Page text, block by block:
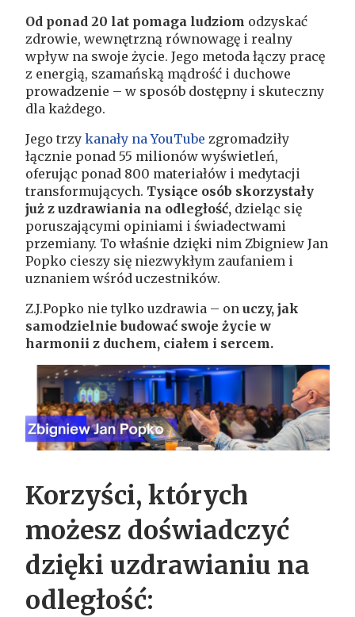
Od ponad 20 lat pomaga ludziom odzyskać
zdrowie, wewnętrzną równowagę i realny
wpływ na swoje życie. Jego metoda łączy pracę
z energią, szamańską mądrość i duchowe
prowadzenie – w sposób dostępny i skuteczny
dla każdego.
Jego trzy kanały na YouTube zgromadziły
łącznie ponad 55 milionów wyświetleń,
oferując ponad 800 materiałów i medytacji
transformujących. Tysiące osób skorzystały
już z uzdrawiania na odległość, dzieląc się
poruszającymi opiniami i świadectwami
przemiany. To właśnie dzięki nim Zbigniew Jan
Popko cieszy się niezwykłym zaufaniem i
uznaniem wśród uczestników.
Z.J.Popko nie tylko uzdrawia – on uczy, jak
samodzielnie budować swoje życie w
harmonii z duchem, ciałem i sercem.
Korzyści, których
możesz doświadczyć
dzięki uzdrawianiu na
odległość: